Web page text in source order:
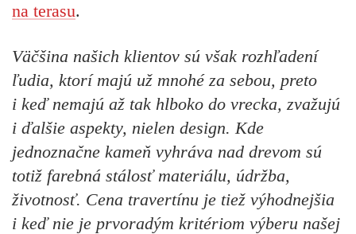
na terasu.
Väčšina našich klientov sú však rozhľadení
ľudia, ktorí majú už mnohé za sebou, preto
i keď nemajú až tak hlboko do vrecka, zvažujú
i ďalšie aspekty, nielen design. Kde
jednoznačne kameň vyhráva nad drevom sú
totiž farebná stálosť materiálu, údržba,
životnosť. Cena travertínu je tiež výhodnejšia
i keď nie je prvoradým kritériom výberu našej